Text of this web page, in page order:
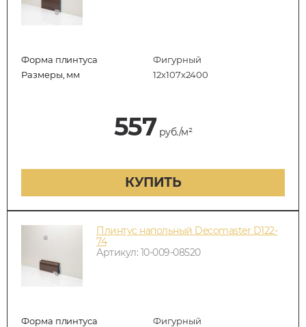
Форма плинтуса
Фигурный
Размеры, мм
12х107х2400
557 руб./м²
КУПИТЬ
Плинтус напольный Decomaster D122-
74
Артикул: 10-009-08520
Форма плинтуса
Фигурный